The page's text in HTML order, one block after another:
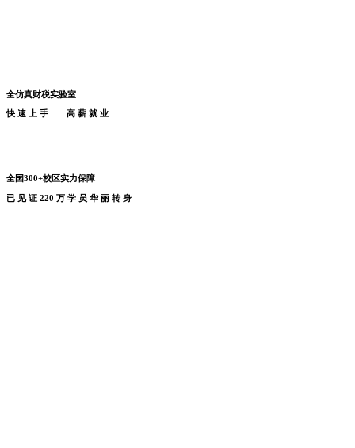
全仿真财税实验室
快 速 上 手 高 薪 就 业
全国300+校区实力保障
已 见 证 220 万 学 员 华 丽 转 身